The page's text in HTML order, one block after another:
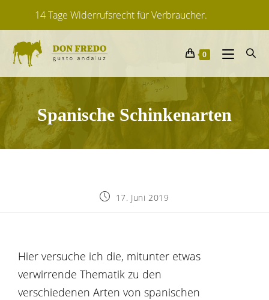
Lieferfrist: ca. 2-6 Tage
Von spanischen Herstellern
14 Tage Widerrufsrecht für Verbraucher.
0
Spanische Schinkenarten
17. Juni 2019
Hier versuche ich die, mitunter etwas
verwirrende Thematik zu den
verschiedenen Arten von spanischen